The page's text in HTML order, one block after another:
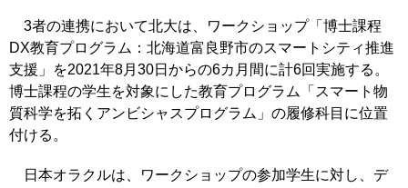
3者の連携において北大は、ワークショップ「博士課程
DX教育プログラム：北海道富良野市のスマートシティ推進
支援」を2021年8月30日からの6カ月間に計6回実施する。
博士課程の学生を対象にした教育プログラム「スマート物
質科学を拓くアンビシャスプログラム」の履修科目に位置
付ける。
日本オラクルは、ワークショップの参加学生に対し、デ